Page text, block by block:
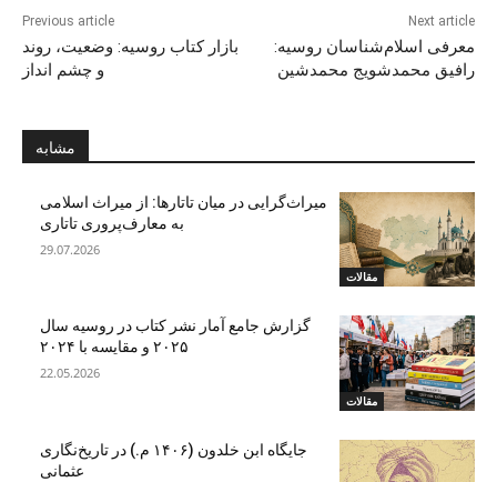
Previous article
بازار کتاب روسیه: وضعیت، روند
و چشم انداز
Next article
معرفی اسلام‌شناسان روسیه:
رافیق محمدشویج محمدشین
مشابه
مقالات
میراث‌گرایی در میان تاتارها: از میراث اسلامی
به معارف‌پروری تاتاری
29.07.2026
مقالات
گزارش جامع آمار نشر کتاب در روسیه سال
۲۰۲۵ و مقایسه با ۲۰۲۴
22.05.2026
جایگاه ابن‌ خلدون (۱۴۰۶ م.) در تاریخ‌نگاری
عثمانی